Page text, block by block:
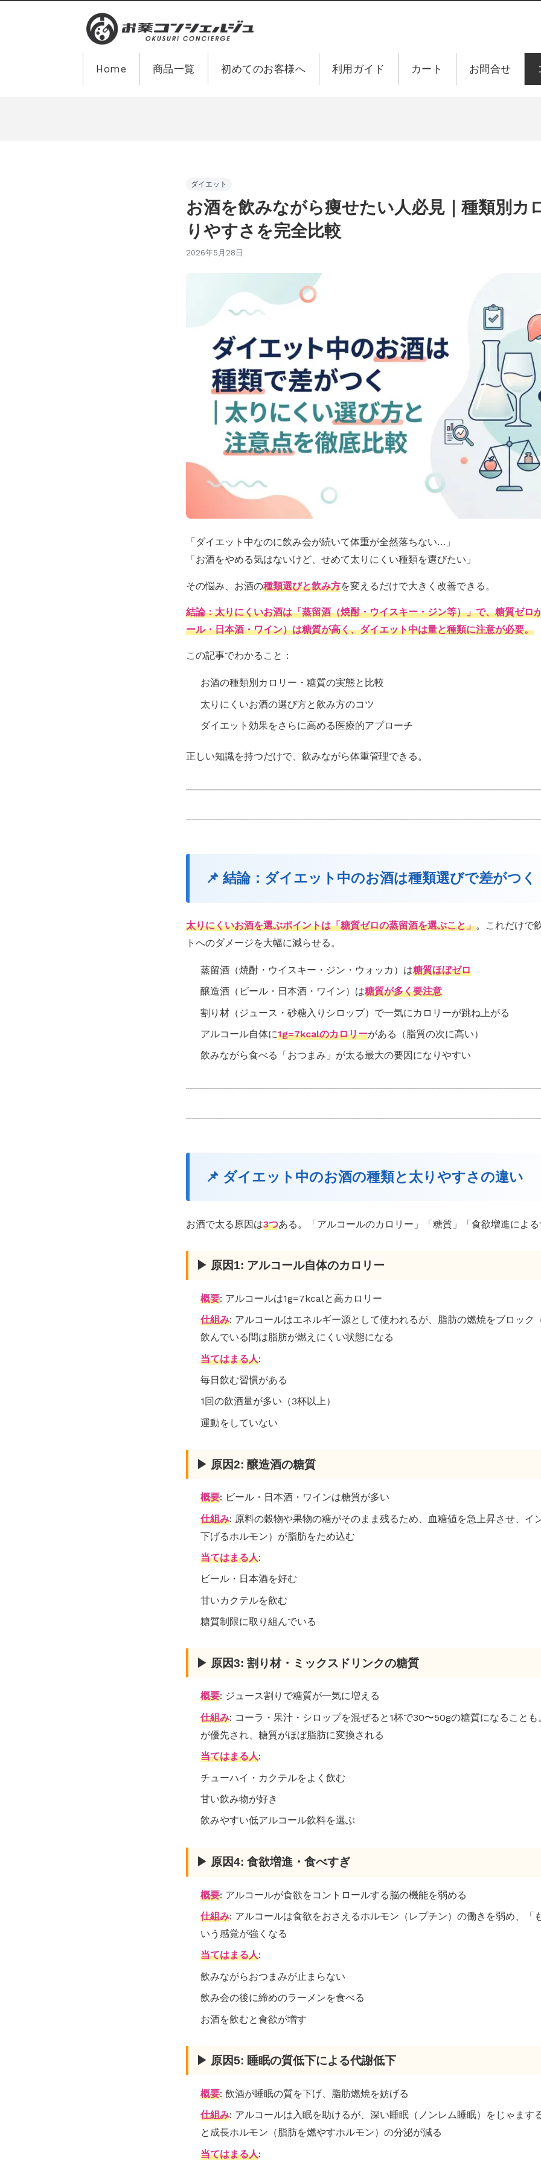
Home 商品一覧 初めてのお客様へ 利用ガイド カート お問合せ
ダイエット
お酒を飲みながら痩せたい人必見｜種類別カ
りやすさを完全比較
2026年5月28日
「ダイエット中なのに飲み会が続いて体重が全然落ちない…」
「お酒をやめる気はないけど、せめて太りにくい種類を選びたい」
その悩み、お酒の種類選びと飲み方を変えるだけで大きく改善できる。
結論：太りにくいお酒は「蒸留酒（焼酎・ウイスキー・ジン等）」で、糖質ゼロ
ール・日本酒・ワイン）は糖質が高く、ダイエット中は量と種類に注意が必要。
この記事でわかること：
お酒の種類別カロリー・糖質の実態と比較
太りにくいお酒の選び方と飲み方のコツ
ダイエット効果をさらに高める医療的アプローチ
正しい知識を持つだけで、飲みながら体重管理できる。
📌 結論：ダイエット中のお酒は種類選びで差がつく
太りにくいお酒を選ぶポイントは「糖質ゼロの蒸留酒を選ぶこと」。これだけで
トへのダメージを大幅に減らせる。
蒸留酒（焼酎・ウイスキー・ジン・ウォッカ）は糖質ほぼゼロ
醸造酒（ビール・日本酒・ワイン）は糖質が多く要注意
割り材（ジュース・砂糖入りシロップ）で一気にカロリーが跳ね上がる
アルコール自体に1g=7kcalのカロリーがある（脂質の次に高い）
飲みながら食べる「おつまみ」が太る最大の要因になりやすい
📌 ダイエット中のお酒の種類と太りやすさの違い
お酒で太る原因は3つある。「アルコールのカロリー」「糖質」「食欲増進による
▶ 原因1: アルコール自体のカロリー
概要: アルコールは1g=7kcalと高カロリー
仕組み: アルコールはエネルギー源として使われるが、脂肪の燃焼をブロック
飲んでいる間は脂肪が燃えにくい状態になる
当てはまる人:
毎日飲む習慣がある
1回の飲酒量が多い（3杯以上）
運動をしていない
▶ 原因2: 醸造酒の糖質
概要: ビール・日本酒・ワインは糖質が多い
仕組み: 原料の穀物や果物の糖がそのまま残るため、血糖値を急上昇させ、イ
下げるホルモン）が脂肪をため込む
当てはまる人:
ビール・日本酒を好む
甘いカクテルを飲む
糖質制限に取り組んでいる
▶ 原因3: 割り材・ミックスドリンクの糖質
概要: ジュース割りで糖質が一気に増える
仕組み: コーラ・果汁・シロップを混ぜると1杯で30〜50gの糖質になること
が優先され、糖質がほぼ脂肪に変換される
当てはまる人:
チューハイ・カクテルをよく飲む
甘い飲み物が好き
飲みやすい低アルコール飲料を選ぶ
▶ 原因4: 食欲増進・食べすぎ
概要: アルコールが食欲をコントロールする脳の機能を弱める
仕組み: アルコールは食欲をおさえるホルモン（レプチン）の働きを弱め、「
いう感覚が強くなる
当てはまる人:
飲みながらおつまみが止まらない
飲み会の後に締めのラーメンを食べる
お酒を飲むと食欲が増す
▶ 原因5: 睡眠の質低下による代謝低下
概要: 飲酒が睡眠の質を下げ、脂肪燃焼を妨げる
仕組み: アルコールは入眠を助けるが、深い睡眠（ノンレム睡眠）をじゃます
と成長ホルモン（脂肪を燃やすホルモン）の分泌が減る
当てはまる人: